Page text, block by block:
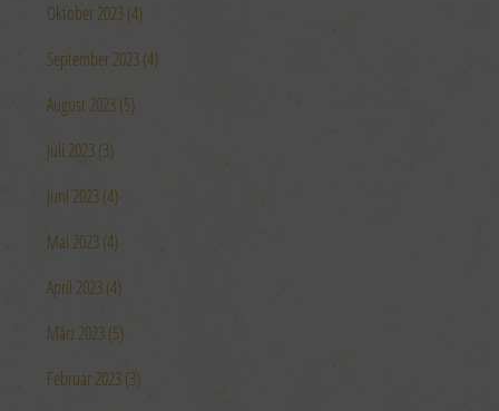
Oktober 2023 (4)
September 2023 (4)
August 2023 (5)
Juli 2023 (3)
Juni 2023 (4)
Mai 2023 (4)
April 2023 (4)
März 2023 (5)
Februar 2023 (3)